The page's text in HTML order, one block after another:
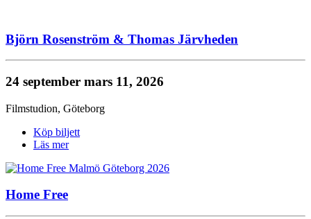
Björn Rosenström & Thomas Järvheden
24 september mars 11, 2026
Filmstudion, Göteborg
Köp biljett
Läs mer
Home Free